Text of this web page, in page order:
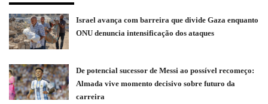
Israel avança com barreira que divide Gaza enquanto
ONU denuncia intensificação dos ataques
De potencial sucessor de Messi ao possível recomeço:
Almada vive momento decisivo sobre futuro da
carreira